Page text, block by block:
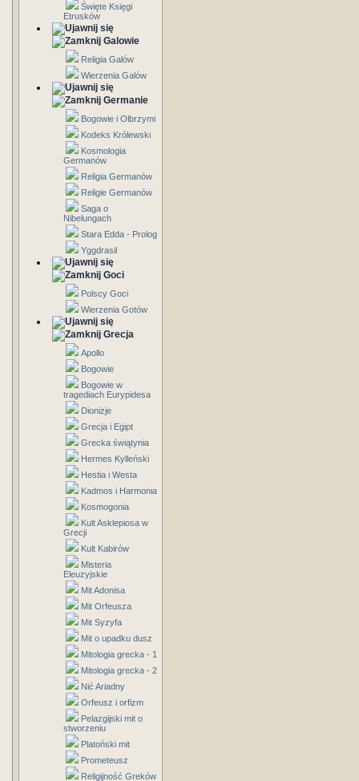
Święte Księgi
Etrusków
Galowie
Religia Galów
Wierzenia Galów
Germanie
Bogowie i Olbrzymi
Kodeks Królewski
Kosmologia
Germanów
Religia Germanów
Religie Germanów
Saga o
Nibelungach
Stara Edda - Prolog
Yggdrasil
Goci
Polscy Goci
Wierzenia Gotów
Grecja
Apollo
Bogowie
Bogowie w
tragediach Eurypidesa
Dionizje
Grecja i Egipt
Grecka świątynia
Hermes Kylleński
Hestia i Westa
Kadmos i Harmonia
Kosmogonia
Kult Asklepiosa w
Grecji
Kult Kabirów
Misteria
Eleuzyjskie
Mit Adonisa
Mit Orfeusza
Mit Syzyfa
Mit o upadku dusz
Mitologia grecka - 1
Mitologia grecka - 2
Nić Ariadny
Orfeusz i orfizm
Pelazgijski mit o
stworzeniu
Platoński mit
Prometeusz
Religijność Greków